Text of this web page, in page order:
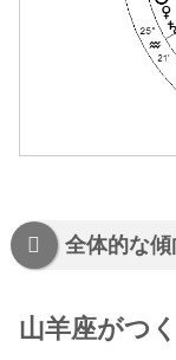
全体的な傾
山羊座がつ